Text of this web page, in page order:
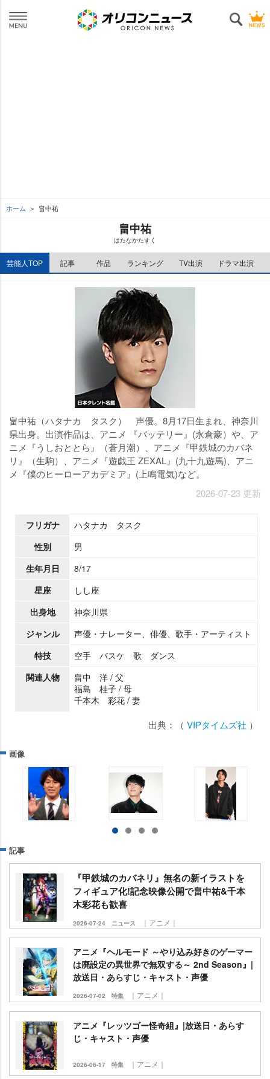
ホーム 畠中祐
畠中祐
はたなかたすく
芸能人TOP 記事 作品 ランキング TV出演 ドラマ出演
畠中祐（ハタナカ タスク） 声優。8月17日生まれ、神奈川
県出身。出演作品は、アニメ 『バッテリー』(永倉豪）や、ア
ニメ『うしおととら』（蒼月潮）、アニメ『甲鉄城のカバネ
リ』（生駒）、アニメ『遊戯王 ZEXAL』(九十九遊馬)、アニ
メ『僕のヒーローアカデミア』(上鳴電気)など。
2026-07-23 更新
フリガナ
ハタナカ タスク
性別
男
生年月日
8/17
星座
しし座
出身地
神奈川県
ジャンル
声優・ナレーター、俳優、歌手・アーティスト
特技
空手 バスケ 歌 ダンス
関連人物
畠中 洋 / 父
福島 桂子 / 母
千本木 彩花 / 妻
出典：（ VIPタイムズ社 ）
画像
記事
『甲鉄城のカバネリ』無名の新イラストを
フィギュア化!記念映像公開で畠中祐&千本
木彩花も歓喜
2026-07-24 ニュース ｜アニメ｜
アニメ『ヘルモード ～やり込み好きのゲーマー
は廃設定の異世界で無双する～ 2nd Season』|
放送日・あらすじ・キャスト・声優
2026-07-02 特集 ｜アニメ｜
アニメ『レッツゴー怪奇組』|放送日・あらす
じ・キャスト・声優
2026-06-17 特集 ｜アニメ｜